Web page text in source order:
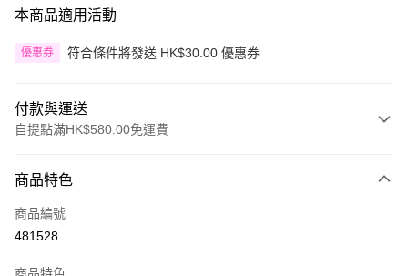
本商品適用活動
優惠券 符合條件將發送 HK$30.00 優惠券
付款與運送
自提點滿HK$580.00免運費
信用卡
Apple Pay
商品特色
商品編號
481528